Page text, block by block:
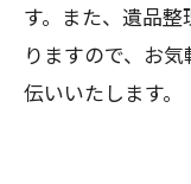
す。また、遺品
りますので、お
伝いいたします。